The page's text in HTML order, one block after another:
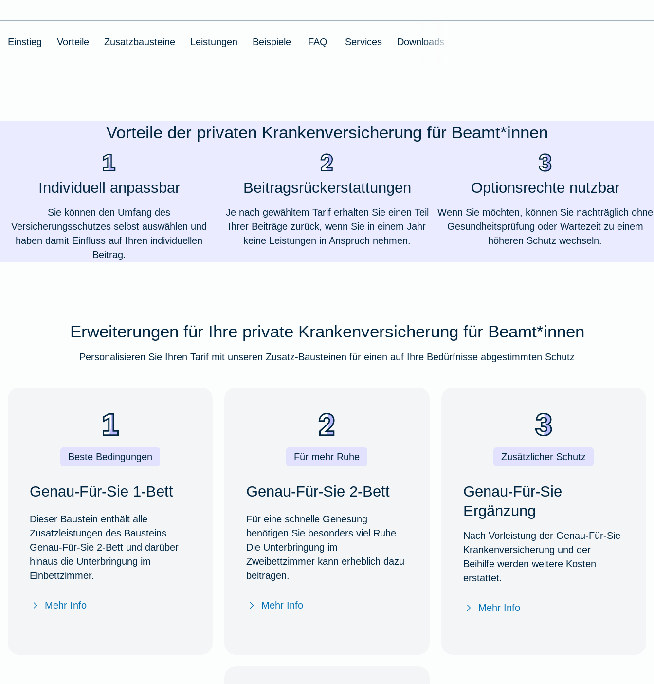
Valorenversicherung
Weil du wichtig bist
Einstieg Vorteile Zusatzbausteine Leistungen Beispiele FAQ Services Downloads
Vorteile der privaten Krankenversicherung für Beamt*innen
Individuell anpassbar
Sie können den Umfang des
Versicherungsschutzes selbst auswählen und
haben damit Einfluss auf Ihren individuellen
Beitrag.
Beitragsrückerstattungen
Je nach gewähltem Tarif erhalten Sie einen Teil
Ihrer Beiträge zurück, wenn Sie in einem Jahr
keine Leistungen in Anspruch nehmen.
Optionsrechte nutzbar
Wenn Sie möchten, können Sie nachträglich ohne
Gesundheitsprüfung oder Wartezeit zu einem
höheren Schutz wechseln.
Erweiterungen für Ihre private Krankenversicherung für Beamt*innen
Personalisieren Sie Ihren Tarif mit unseren Zusatz-Bausteinen für einen auf Ihre Bedürfnisse abgestimmten Schutz
Beste Bedingungen
Genau-Für-Sie 1-Bett
Dieser Baustein enthält alle
Zusatzleistungen des Bausteins
Genau-Für-Sie 2-Bett und darüber
hinaus die Unterbringung im
Einbettzimmer.
Mehr Info
Für mehr Ruhe
Genau-Für-Sie 2-Bett
Für eine schnelle Genesung
benötigen Sie besonders viel Ruhe.
Die Unterbringung im
Zweibettzimmer kann erheblich dazu
beitragen.
Mehr Info
Zusätzlicher Schutz
Genau-Für-Sie
Ergänzung
Nach Vorleistung der Genau-Für-Sie
Krankenversicherung und der
Beihilfe werden weitere Kosten
erstattet.
Mehr Info